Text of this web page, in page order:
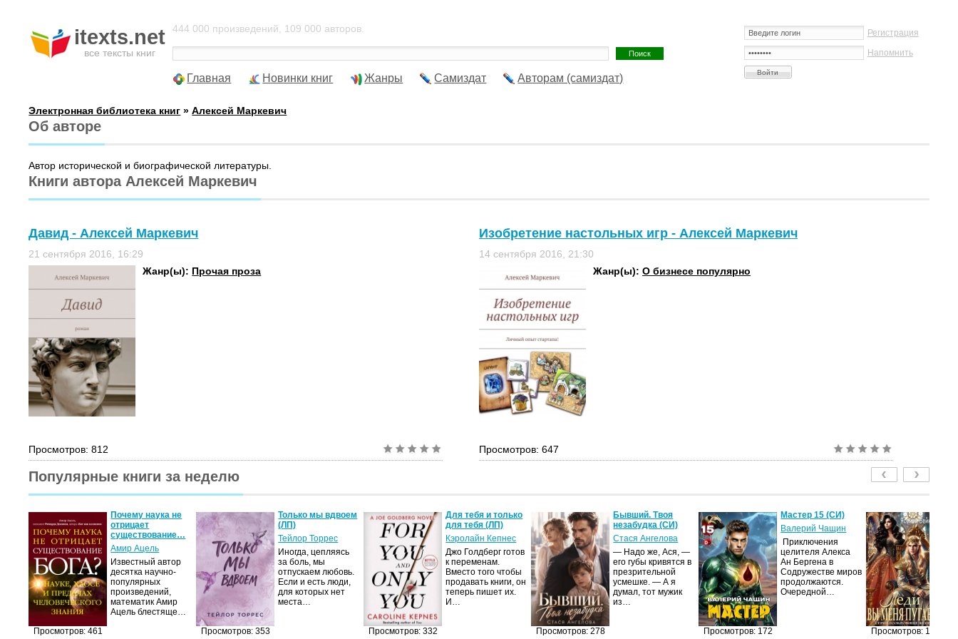
itexts.net
все тексты книг
Регистрация
Напомнить
444 000 произведений, 109 000 авторов.
Главная Новинки книг Жанры Самиздат Авторам (самиздат)
Электронная библиотека книг »Алексей Маркевич
Об авторе
Автор исторической и биографической литературы.
Книги автора Алексей Маркевич
Давид - Алексей Маркевич
21 сентября 2016, 16:29
Жанр(ы): Прочая проза
Просмотров: 812
Изобретение настольных игр - Алексей Маркевич
14 сентября 2016, 21:30
Жанр(ы): О бизнесе популярно
Просмотров: 647
Популярные книги за неделю
Просмотров: 461
Почему наука не
отрицает
существование…
Амир Ацель
Известный автор
десятка научно-
популярных
произведений,
математик Амир
Ацель блестяще…
Просмотров: 353
Только мы вдвоем
(ЛП)
Тейлор Торрес
Иногда, цепляясь
за боль, мы
отпускаем любовь.
Если и есть люди,
для которых нет
места…
Просмотров: 332
Для тебя и только
для тебя (ЛП)
Кэролайн Кепнес
Джо Голдберг готов
к переменам.
Вместо того чтобы
продавать книги, он
теперь пишет их.
И…
Просмотров: 278
Бывший. Твоя
незабудка (СИ)
Стася Ангелова
— Надо же, Ася, —
его губы кривятся в
презрительной
усмешке. — А я
думал, тот мужик
из…
Просмотров: 172
Мастер 15 (СИ)
Валерий Чащин
Приключения
целителя Алекса
Ан Бергена в
Содружестве миров
продолжаются.
Очередной…
Просмотров: 147